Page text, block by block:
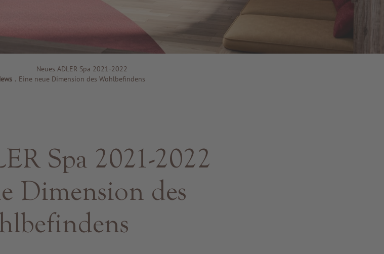
.
Neues ADLER Spa 2021-2022
Eine neue Dimension des Wohlbefindens
Spa 2021-2022
Dimension des